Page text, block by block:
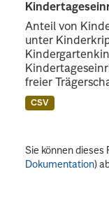
Anteil von
unter
freier
CSV
Sie können dieses
Dokumentation)